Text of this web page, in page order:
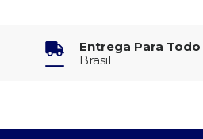
Entrega Para Todo
Brasil